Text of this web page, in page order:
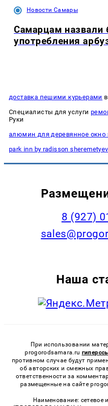
Новости Самары
Самарцам назвали
употребления
доставка пешими курьерами
Специалисты для услуги
Руки
алюмин для деревянное окно
park inn by radisson
8 (927)
Наша
При использовании
progorodsamara.ru
противном случае будут
об авторских и смежных
ответственности за
размещенные на сайте
Наименование: сетевое